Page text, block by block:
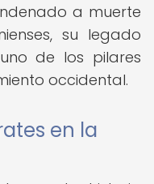
a muerte
su legado
de los pilares
occidental.
en la